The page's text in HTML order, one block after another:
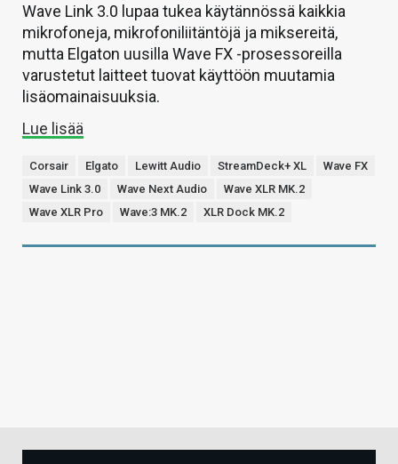
Wave Link 3.0 lupaa tukea käytännössä kaikkia
mikrofoneja, mikrofoniliitäntöjä ja miksereitä,
mutta Elgaton uusilla Wave FX -prosessoreilla
varustetut laitteet tuovat käyttöön muutamia
lisäomainaisuuksia.
Lue lisää
Corsair Elgato Lewitt Audio StreamDeck+ XL
Wave FX
Wave Link 3.0
Wave Next Audio
Wave XLR MK.2
Wave XLR Pro
Wave:3 MK.2 XLR Dock MK.2